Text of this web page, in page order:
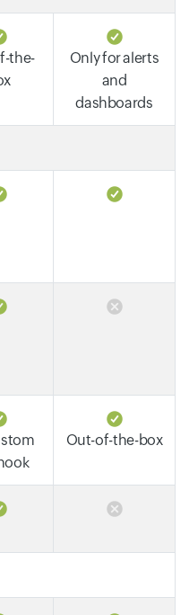
the-
Only for alerts
and
dashboards
Out-of-the-box